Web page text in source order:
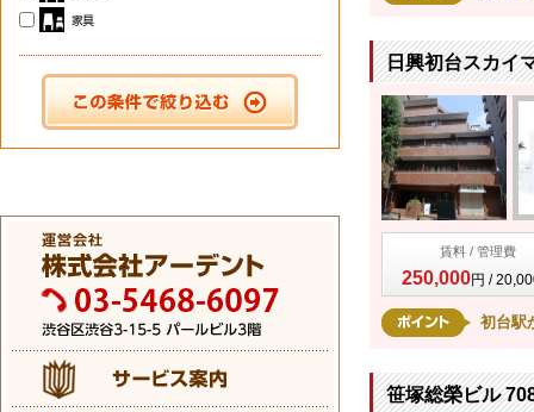
日興初台スカイ
賃料 / 管理費
250,000円 /
初台駅
笹塚総榮ビル